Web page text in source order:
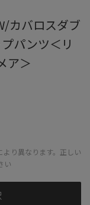
カバロスダブ
パンツ＜リ
ア＞
り異なります。正しい
い